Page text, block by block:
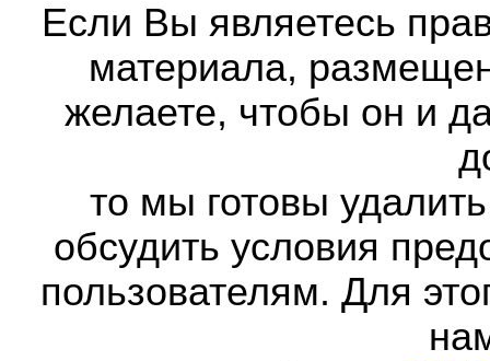
Если Вы являетесь
материала,
желаете, чтобы он и
то мы готовы
обсудить условия
пользователям. Для